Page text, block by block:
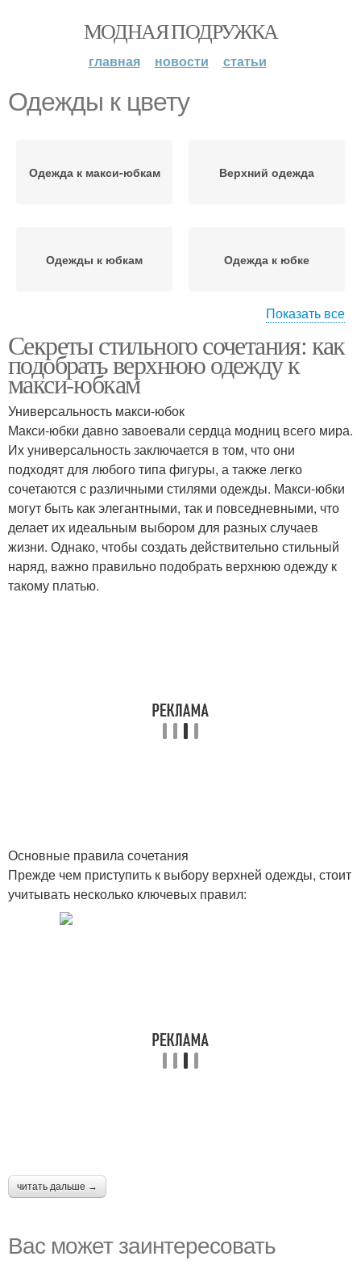
МОДНАЯ ПОДРУЖКА
главная новости статьи
Одежды к цвету
Одежда к макси-юбкам Верхний одежда
Одежды к юбкам Одежда к юбке
Одежды к юбке
Показать все
Секреты стильного сочетания: как
подобрать верхнюю одежду к
макси-юбкам
Универсальность макси-юбок
Макси-юбки давно завоевали сердца модниц всего мира.
Их универсальность заключается в том, что они
подходят для любого типа фигуры, а также легко
сочетаются с различными стилями одежды. Макси-юбки
могут быть как элегантными, так и повседневными, что
делает их идеальным выбором для разных случаев
жизни. Однако, чтобы создать действительно стильный
наряд, важно правильно подобрать верхнюю одежду к
такому платью.
Основные правила сочетания
Прежде чем приступить к выбору верхней одежды, стоит
учитывать несколько ключевых правил:
читать дальше →
Вас может заинтересовать